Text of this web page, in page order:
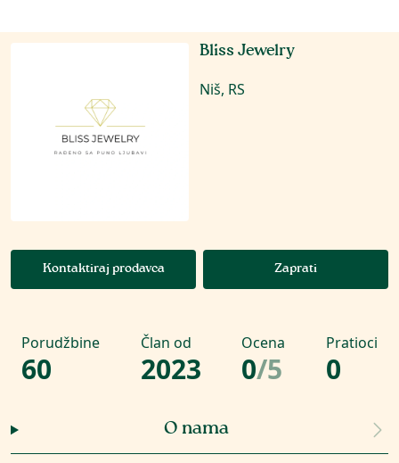
Bliss Jewelry
Niš, RS
Kontaktiraj prodavca Zaprati
Porudžbine
60
Član od
2023
Ocena
0/5
Pratioci
0
O nama